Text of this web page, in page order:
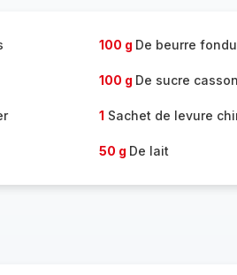
100 g De beurre fondu
100 g De sucre
1 Sachet de levure
50 g De lait